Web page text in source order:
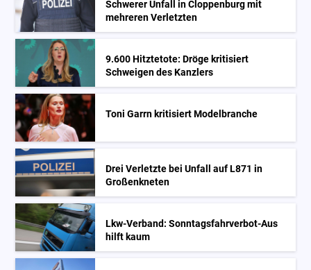
Schwerer Unfall in Cloppenburg mit
mehreren Verletzten
9.600 Hitztetote: Dröge kritisiert
Schweigen des Kanzlers
Toni Garrn kritisiert Modelbranche
Drei Verletzte bei Unfall auf L871 in
Großenkneten
Lkw-Verband: Sonntagsfahrverbot-Aus
hilft kaum